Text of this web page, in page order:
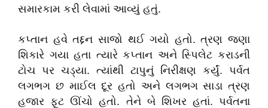
સમારકામ કરી લેવામાં આવ્યું હતું.
કપ્તાન હવે તદ્દન સાજો થઈ ગયો હતો. ત્રણ જણા
શિકારે ગયા હતા ત્યારે કપ્તાન અને સ્પિલેટ કરાડની
ટોચ પર ચડ્યા. ત્યાંથી ટાપુનું નિરીક્ષણ કર્યું. પર્વત
લગભગ છ માઈલ દૂર હતો અને લગભગ સાડા ત્રણ
હજાર ફૂટ ઊંચો હતો. તેને બે શિખર હતાં. પર્વતના